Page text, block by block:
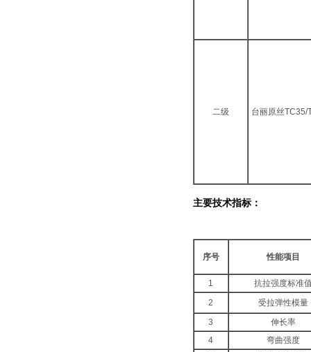
二级 台丽原丝TC35/
主要技术指标：
序号 性能项目
1
抗拉强度标准
2
受拉弹性模量
3
伸长率
4
弯曲强度